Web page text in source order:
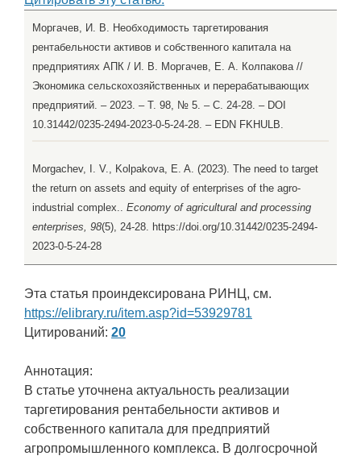
Моргачев, И. В. Необходимость таргетирования
рентабельности активов и собственного капитала на
предприятиях АПК / И. В. Моргачев, Е. А. Колпакова //
Экономика сельскохозяйственных и перерабатывающих
предприятий. – 2023. – Т. 98, № 5. – С. 24-28. – DOI
10.31442/0235-2494-2023-0-5-24-28. – EDN FKHULB.
Morgachev, I. V., Kolpakova, E. A. (2023). The need to target
the return on assets and equity of enterprises of the agro-
industrial complex.. Economy of agricultural and processing
enterprises, 98(5), 24-28. https://doi.org/10.31442/0235-2494-
2023-0-5-24-28
Эта статья проиндексирована РИНЦ, см.
https://elibrary.ru/item.asp?id=53929781
Цитирований: 20
Аннотация:
В статье уточнена актуальность реализации
таргетирования рентабельности активов и
собственного капитала для предприятий
агропромышленного комплекса. В долгосрочной